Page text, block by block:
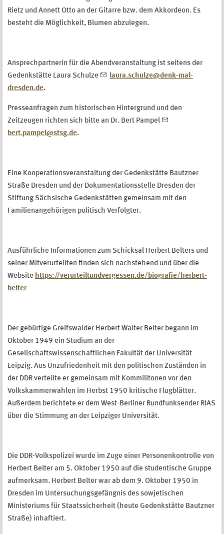
Rietz und Annett Otto an der Gitarre bzw. dem Akkordeon. Es
besteht die Möglichkeit, Blumen abzulegen.
Ansprechpartnerin für die Abendveranstaltung ist seitens der
Gedenkstätte Laura Schulze
laura.schulze@denk-mal-
dresden.de.
Presseanfragen zum historischen Hintergrund und den
Zeitzeugen richten sich bitte an Dr. Bert Pampel
bert.pampel@stsg.de.
Eine Kooperationsveranstaltung der Gedenkstätte Bautzner
Straße Dresden und der Dokumentationsstelle Dresden der
Stiftung Sächsische Gedenkstätten gemeinsam mit den
Familienangehörigen politisch Verfolgter.
Ausführliche Informationen zum Schicksal Herbert Belters und
seiner Mitverurteilten finden sich nachstehend und über die
Website https://verurteiltundvergessen.de/biografie/herbert-
belter
Der gebürtige Greifswalder Herbert Walter Belter begann im
Oktober 1949 ein Studium an der
Gesellschaftswissenschaftlichen Fakultät der Universität
Leipzig. Aus Unzufriedenheit mit den politischen Zuständen in
der DDR verteilte er gemeinsam mit Kommilitonen vor den
Volkskammerwahlen im Herbst 1950 kritische Flugblätter.
Außerdem berichtete er dem West-Berliner Rundfunksender RIAS
über die Stimmung an der Leipziger Universität.
Die DDR-Volkspolizei wurde im Zuge einer Personenkontrolle von
Herbert Belter am 5. Oktober 1950 auf die studentische Gruppe
aufmerksam. Herbert Belter war ab dem 9. Oktober 1950 in
Dresden im Untersuchungsgefängnis des sowjetischen
Ministeriums für Staatssicherheit (heute Gedenkstätte Bautzner
Straße) inhaftiert.